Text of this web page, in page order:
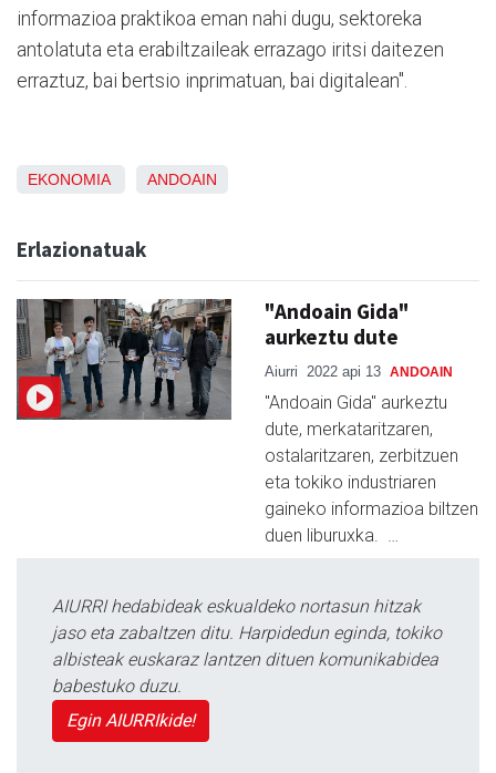
informazioa praktikoa eman nahi dugu, sektoreka
antolatuta eta erabiltzaileak errazago iritsi daitezen
erraztuz, bai bertsio inprimatuan, bai digitalean".
EKONOMIA ANDOAIN
Erlazionatuak
"Andoain Gida"
aurkeztu dute
Aiurri 2022 api 13 ANDOAIN
"Andoain Gida" aurkeztu
dute, merkataritzaren,
ostalaritzaren, zerbitzuen
eta tokiko industriaren
gaineko informazioa biltzen
duen liburuxka. …
AIURRI hedabideak eskualdeko nortasun hitzak
jaso eta zabaltzen ditu. Harpidedun eginda, tokiko
albisteak euskaraz lantzen dituen komunikabidea
babestuko duzu.
Egin AIURRIkide!